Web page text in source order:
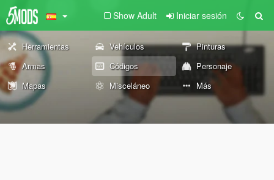
Show Adult Iniciar sesión
Herramientas Vehículos
Pinturas
Armas
Códigos
Personaje
Mapas
Misceláneo Más